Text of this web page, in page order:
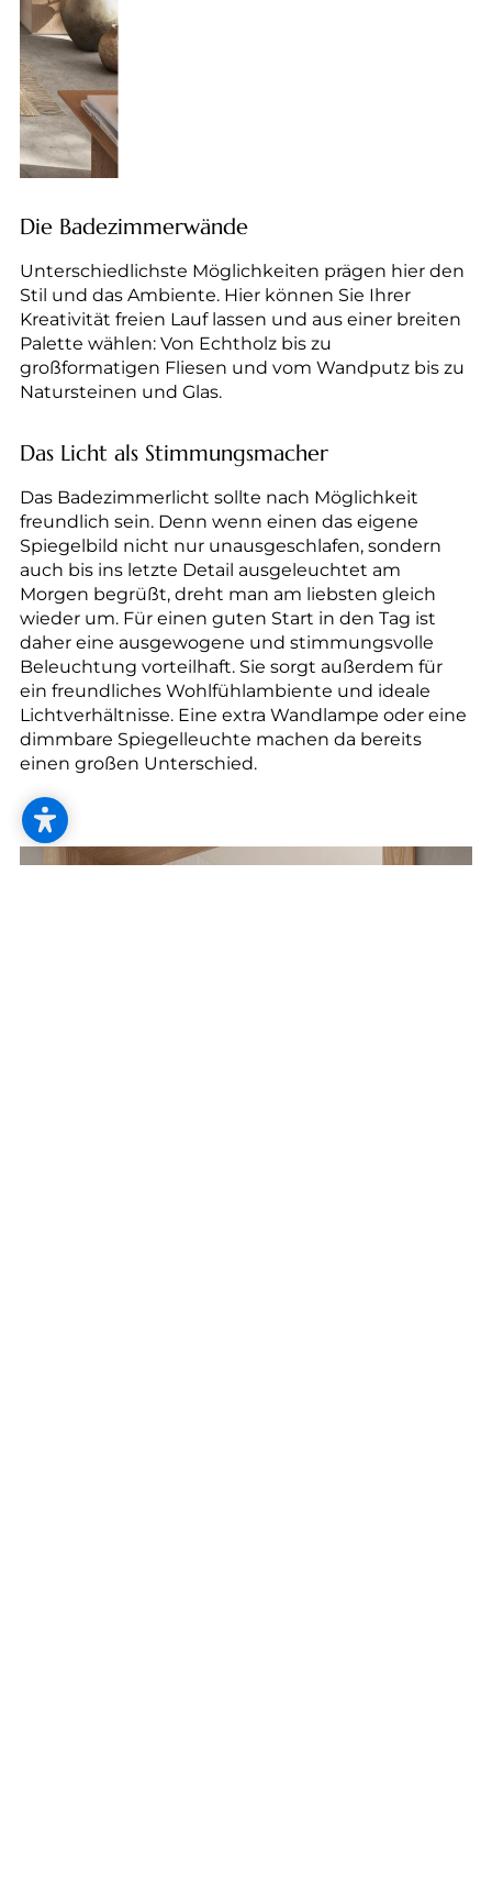
Die Badezimmerwände
Unterschiedlichste Möglichkeiten prägen hier den
Stil und das Ambiente. Hier können Sie Ihrer
Kreativität freien Lauf lassen und aus einer breiten
Palette wählen: Von Echtholz bis zu
großformatigen Fliesen und vom Wandputz bis zu
Natursteinen und Glas.
Das Licht als Stimmungsmacher
Das Badezimmerlicht sollte nach Möglichkeit
freundlich sein. Denn wenn einen das eigene
Spiegelbild nicht nur unausgeschlafen, sondern
auch bis ins letzte Detail ausgeleuchtet am
Morgen begrüßt, dreht man am liebsten gleich
wieder um. Für einen guten Start in den Tag ist
daher eine ausgewogene und stimmungsvolle
Beleuchtung vorteilhaft. Sie sorgt außerdem für
ein freundliches Wohlfühlambiente und ideale
Lichtverhältnisse. Eine extra Wandlampe oder eine
dimmbare Spiegelleuchte machen da bereits
einen großen Unterschied.